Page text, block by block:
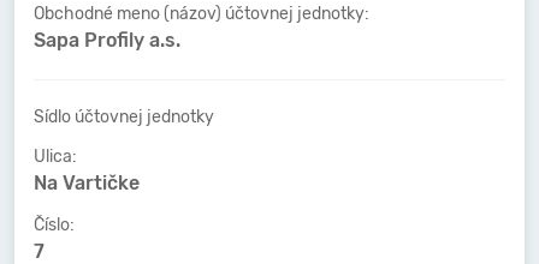
Obchodné meno (názov) účtovnej jednotky:
Sapa Profily a.s.
Sídlo účtovnej jednotky
Ulica:
Na Vartičke
Číslo:
7